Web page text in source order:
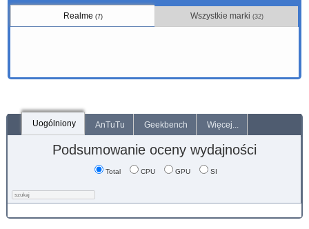
Realme (7) Wszystkie marki (32)
Uogólniony AnTuTu Geekbench Więcej...
Podsumowanie oceny wydajności
Total CPU GPU SI